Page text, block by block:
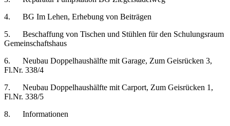
4. BG Im Lehen, Erhebung von Beiträgen
5. Beschaffung von Tischen und Stühlen für den Schulungsraum
Gemeinschaftshaus
6. Neubau Doppelhaushälfte mit Garage, Zum Geisrücken 3,
Fl.Nr. 338/4
7. Neubau Doppelhaushälfte mit Carport, Zum Geisrücken 1,
Fl.Nr. 338/5
8. Informationen